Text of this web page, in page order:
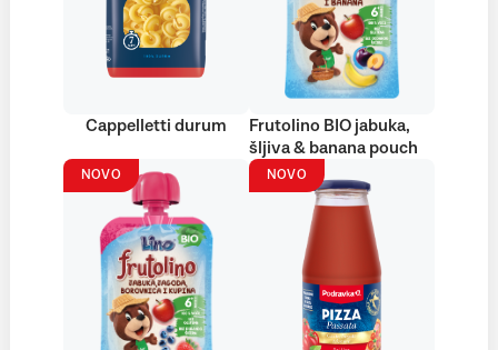
Cappelletti durum
Frutolino BIO jabuka,
šljiva & banana pouch
NOVO NOVO